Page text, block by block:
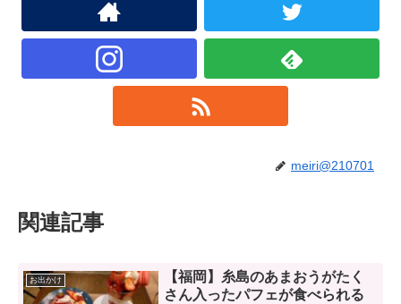
meiri@210701
関連記事
お出かけ
【福岡】糸島のあまおうがたく
さん入ったパフェが食べられる